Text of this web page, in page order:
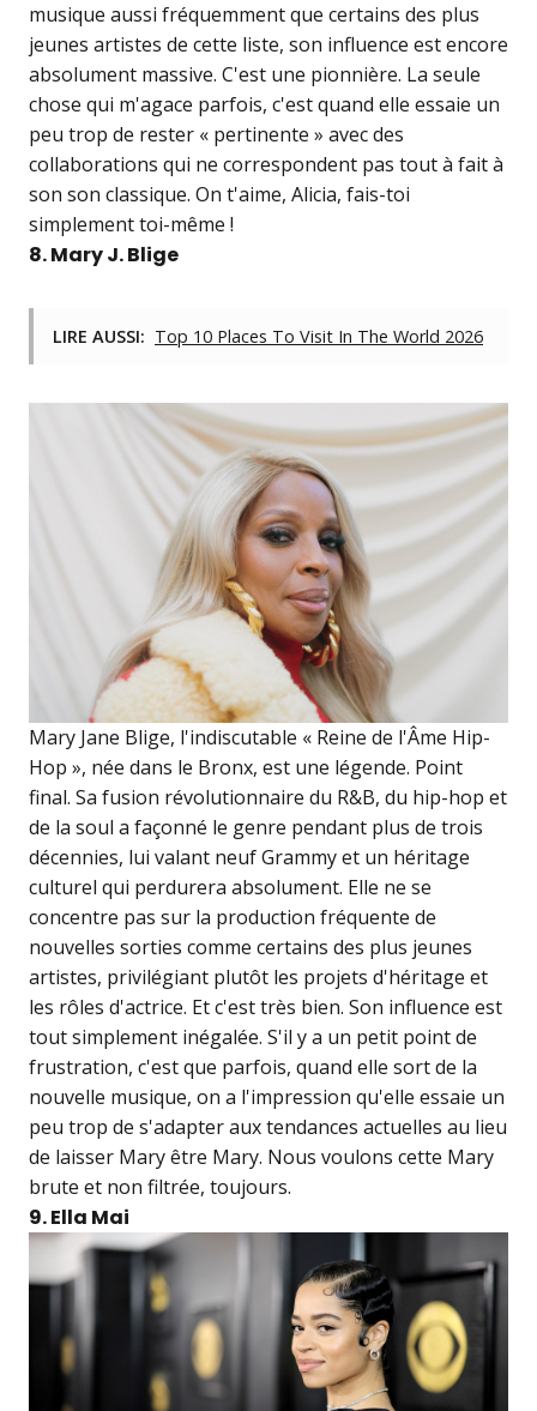
musique aussi fréquemment que certains des plus
jeunes artistes de cette liste, son influence est encore
absolument massive. C'est une pionnière. La seule
chose qui m'agace parfois, c'est quand elle essaie un
peu trop de rester « pertinente » avec des
collaborations qui ne correspondent pas tout à fait à
son son classique. On t'aime, Alicia, fais-toi
simplement toi-même !
8. Mary J. Blige
LIRE AUSSI: Top 10 Places To Visit In The World 2026
Mary Jane Blige, l'indiscutable « Reine de l'Âme Hip-
Hop », née dans le Bronx, est une légende. Point
final. Sa fusion révolutionnaire du R&B, du hip-hop et
de la soul a façonné le genre pendant plus de trois
décennies, lui valant neuf Grammy et un héritage
culturel qui perdurera absolument. Elle ne se
concentre pas sur la production fréquente de
nouvelles sorties comme certains des plus jeunes
artistes, privilégiant plutôt les projets d'héritage et
les rôles d'actrice. Et c'est très bien. Son influence est
tout simplement inégalée. S'il y a un petit point de
frustration, c'est que parfois, quand elle sort de la
nouvelle musique, on a l'impression qu'elle essaie un
peu trop de s'adapter aux tendances actuelles au lieu
de laisser Mary être Mary. Nous voulons cette Mary
brute et non filtrée, toujours.
9. Ella Mai